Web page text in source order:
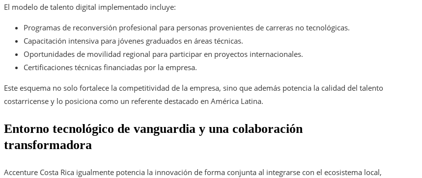
El modelo de talento digital implementado incluye:
Programas de reconversión profesional para personas provenientes de carreras no tecnológicas.
Capacitación intensiva para jóvenes graduados en áreas técnicas.
Oportunidades de movilidad regional para participar en proyectos internacionales.
Certificaciones técnicas financiadas por la empresa.
Este esquema no solo fortalece la competitividad de la empresa, sino que además potencia la calidad del talento
costarricense y lo posiciona como un referente destacado en América Latina.
Entorno tecnológico de vanguardia y una colaboración
transformadora
Accenture Costa Rica igualmente potencia la innovación de forma conjunta al integrarse con el ecosistema local,